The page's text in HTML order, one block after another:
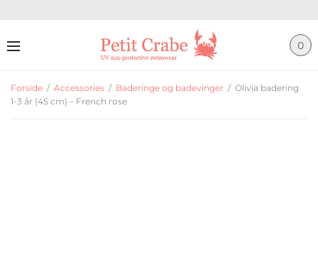
0
Forside / Accessories / Baderinge og badevinger / Olivia badering
1-3 år (45 cm) – French rose